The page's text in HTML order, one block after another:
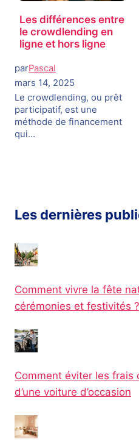
Les différences entre
le crowdlending en
ligne et hors ligne
parPascal
mars 14, 2025
Le crowdlending, ou prêt
participatif, est une
méthode de financement
qui…
Les dernières
Comment vivre la fête
cérémonies et festivités ?
Comment éviter les frais
d’une voiture d’occasion